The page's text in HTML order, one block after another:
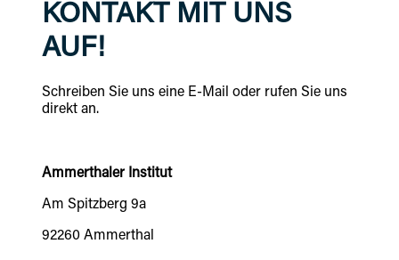
KONTAKT MIT UNS
AUF!
Schreiben Sie uns eine E-Mail oder rufen Sie uns
direkt an.
Ammerthaler Institut
Am Spitzberg 9a
92260 Ammerthal